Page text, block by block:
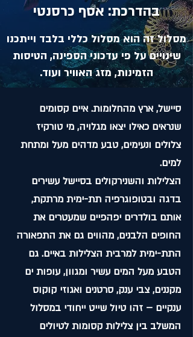
בהדרכת: אסף כרסנטי
מסלול זה הוא מסלול כללי בלבד וייתכנו
שינויים על פי עדכוני הספינה, הטיסות
הזמינות, מזג האוויר ועוד.
סיישל, ארץ מהחלומות. איים קסומים
שנראים כאילו יצאו מגלויה, מי טורקיז
צלולים ונעימים, טבע מדהים מעל ומתחת
למים.
הצלילות והשנירקולים בסיישל עשירים
בדגה ובטופוגרפיה תת-ימית מרתקת,
אותם בולדרים יפהפיים שמעטרים את
החופים הלבנים, מהווים גם את התפאורה
התת-ימית למרבית הצלילות באיים. גם
הטבע מעל המים עשיר ומגוון, עופות ים
מקננים, צבי ענק, סרטנים ואגוזי קוקוס
ענקיים – זהו טיול שייט ייחודי במסלול
המשלב בין צלילות קסומות לטיולים